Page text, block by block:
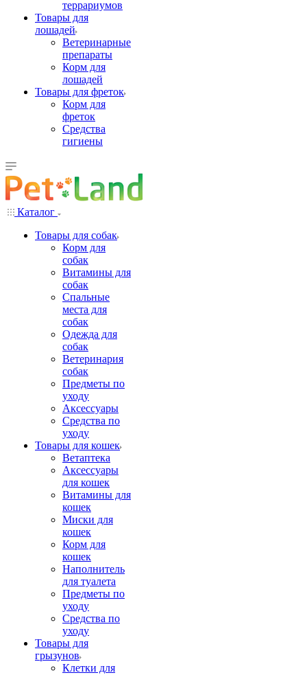
террариумов
Товары для
лошадей
Ветеринарные
препараты
Корм для
лошадей
Товары для фреток
Корм для
фреток
Средства
гигиены
Каталог
Товары для собак
Корм для
собак
Витамины для
собак
Спальные
места для
собак
Одежда для
собак
Ветеринария
собак
Предметы по
уходу
Аксессуары
Средства по
уходу
Товары для кошек
Ветаптека
Аксессуары
для кошек
Витамины для
кошек
Миски для
кошек
Корм для
кошек
Наполнитель
для туалета
Предметы по
уходу
Средства по
уходу
Товары для
грызунов
Клетки для